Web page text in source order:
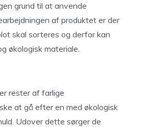
grund til at anvende
af produktet er der
skal sorteres og derfor kan
økologisk materiale.
rester af farlige
at gå efter en med økologisk
Udover dette sørger de